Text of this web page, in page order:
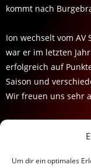
Um dir ein optimales
kommt nach
Ion wechselt vom AV
war er im letzten
erfolgreich auf
Saison und
Wir freuen uns sehr